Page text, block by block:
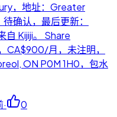
，地址：Greater
确认，最后更新：
Kijiji。 Share
CA$900/月，未注明，
ON P0M 1H0，包水
· 0